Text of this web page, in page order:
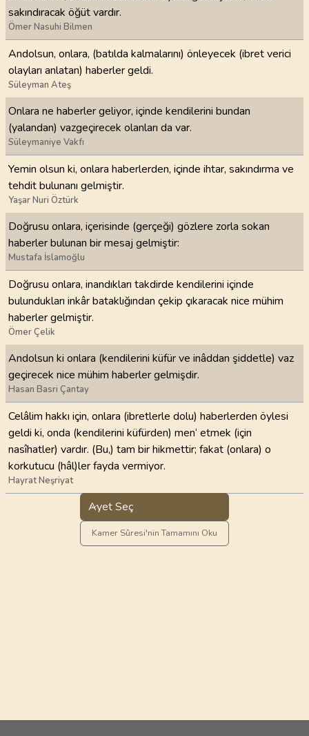
sakındıracak öğüt vardır.
Ömer Nasuhi Bilmen
Andolsun, onlara, (batılda kalmalarını) önleyecek (ibret verici
olayları anlatan) haberler geldi.
Süleyman Ateş
Onlara ne haberler geliyor, içinde kendilerini bundan
(yalandan) vazgeçirecek olanları da var.
Süleymaniye Vakfı
Yemin olsun ki, onlara haberlerden, içinde ihtar, sakındırma ve
tehdit bulunanı gelmiştir.
Yaşar Nuri Öztürk
Doğrusu onlara, içerisinde (gerçeği) gözlere zorla sokan
haberler bulunan bir mesaj gelmiştir:
Mustafa İslamoğlu
Doğrusu onlara, inandıkları takdirde kendilerini içinde
bulundukları inkâr bataklığından çekip çıkaracak nice mühim
haberler gelmiştir.
Ömer Çelik
Andolsun ki onlara (kendilerini küfür ve inâddan şiddetle) vaz
geçirecek nice mühim haberler gelmişdir.
Hasan Basri Çantay
Celâlim hakkı için, onlara (ibretlerle dolu) haberlerden öylesi
geldi ki, onda (kendilerini küfürden) men‘ etmek (için
nasîhatler) vardır. (Bu,) tam bir hikmettir; fakat (onlara) o
korkutucu (hâl)ler fayda vermiyor.
Hayrat Neşriyat
Ayet Seç
Kamer Sûresi'nin Tamamını Oku